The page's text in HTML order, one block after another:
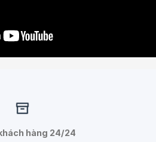
hàng 24/24